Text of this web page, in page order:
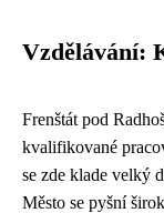
Vzdělávání:
Frenštát pod
kvalifikované
se zde klade velký
Město se pyšní